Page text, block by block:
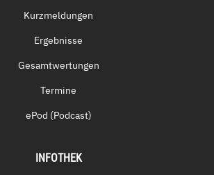
Kurzmeldungen
Ergebnisse
Gesamtwertungen
Termine
ePod (Podcast)
INFOTHEK